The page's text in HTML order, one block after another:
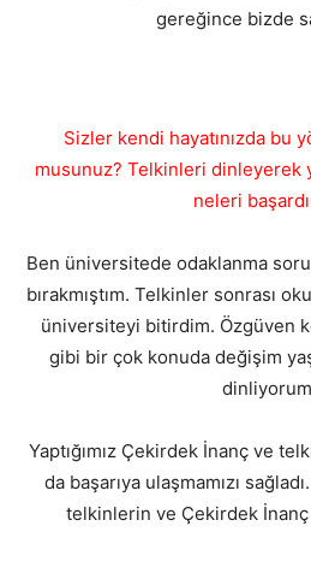
gereğince bizde
Sizler kendi hayatınızda bu
musunuz? Telkinleri dinleyerek
neleri
Ben üniversitede odaklanma
bırakmıştım. Telkinler sonrası
üniversiteyi bitirdim. Özgüven
gibi bir çok konuda değişim
Yaptığımız Çekirdek İnanç ve
da başarıya ulaşmamızı
telkinlerin ve Çekirdek